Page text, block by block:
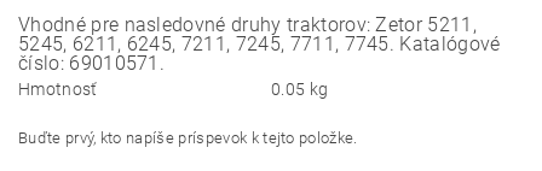
Vhodné pre nasledovné druhy traktorov: Zetor 5211,
5245, 6211, 6245, 7211, 7245, 7711, 7745. Katalógové
číslo: 69010571.
Hmotnosť 0.05 kg
Buďte prvý, kto napíše príspevok k tejto položke.